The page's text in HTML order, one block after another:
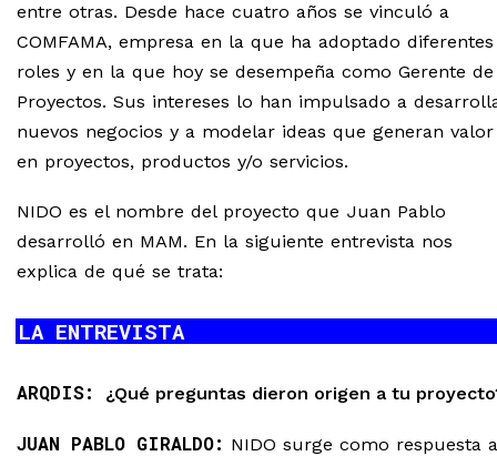
entre otras. Desde hace cuatro años se vinculó a
COMFAMA, empresa en la que ha adoptado diferentes
roles y en la que hoy se desempeña como Gerente de
Proyectos. Sus intereses lo han impulsado a
nuevos negocios y a modelar ideas que generan valor
en proyectos, productos y/o servicios.
NIDO es el nombre del proyecto que Juan Pablo
desarrolló en MAM. En la siguiente entrevista nos
explica de qué se trata:
LA ENTREVISTA
ARQDIS: ¿Qué preguntas dieron origen a tu
JUAN PABLO GIRALDO: NIDO surge como respuesta a